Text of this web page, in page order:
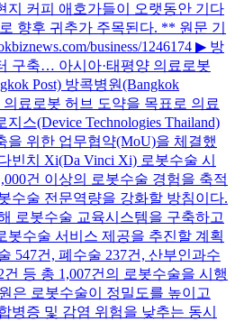
지 커피 애호가들이 오랫동안 기다
향후 귀추가 주목된다. ** 원문 기
business/1246174 ▶ 방
구축… 아시아·태평양 의료로봇
Post) 방콕병원(Bangkok
의료로봇 허브 도약을 목표로 의료
스(Device Technologies Thailand)
을 위한 업무협약(MoU)을 체결했
빈치 Xi(Da Vinci Xi) 로봇수술 시
건 이상의 로봇수술 경험을 축적
수술 전문역량을 강화할 방침이다.
로봇수술 교육시스템을 구축하고
봇수술 서비스 제공을 추진할 계획
547건, 폐수술 237건, 산부인과수
등 총 1,007건의 로봇수술을 시행
은 로봇수술이 정밀도를 높이고
병증 및 감염 위험을 낮추는 동시